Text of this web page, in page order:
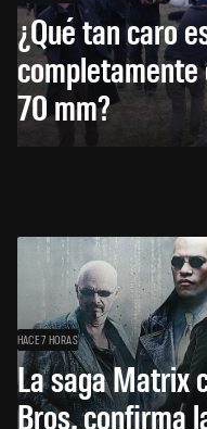
¿Qué tan caro
70 mm?
HACE 7 HORAS
La saga Matrix
Bros. confirma